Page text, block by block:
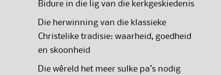
Bidure in die lig van die kerkgeskiedenis
Die herwinning van die klassieke
Christelike tradisie: waarheid, goedheid
en skoonheid
Die wêreld het meer sulke pa’s nodig